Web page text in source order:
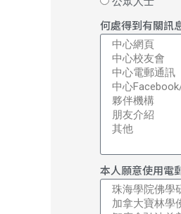
何處得到有關訊
本人願意使用電